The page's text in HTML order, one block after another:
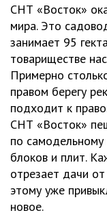
СНТ «Восток»
мира. Это
занимает 95
товариществе
Примерно
правом берегу
подходит к
СНТ «Восток»
по
блоков и плит.
отрезает дачи
этому уже
новое.